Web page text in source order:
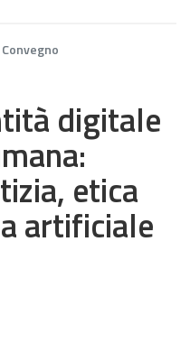
Convegno
digitale
etica
artificiale